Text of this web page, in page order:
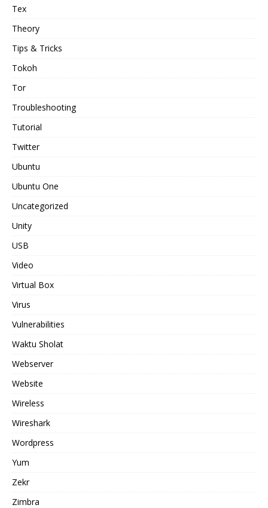
Tex
Theory
Tips & Tricks
Tokoh
Tor
Troubleshooting
Tutorial
Twitter
Ubuntu
Ubuntu One
Uncategorized
Unity
USB
Video
Virtual Box
Virus
Vulnerabilities
Waktu Sholat
Webserver
Website
Wireless
Wireshark
Wordpress
Yum
Zekr
Zimbra